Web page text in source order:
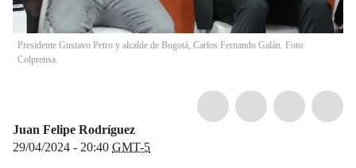
Presidente Gustavo Petro y alcalde de Bogotá, Carlos Fernando Galán. Foto:
Colprensa.
Juan Felipe Rodríguez
29/04/2024 - 20:40 GMT-5